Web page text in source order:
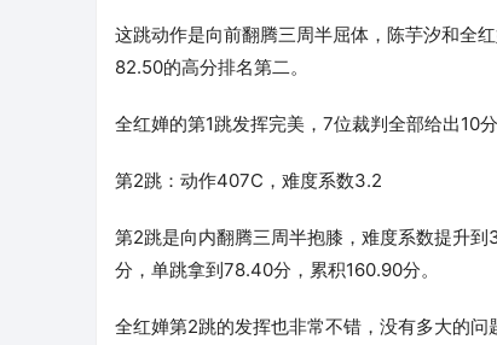
这跳动作是向前翻腾三周半屈体，陈芋汐和全
82.50的高分排名第二。
全红婵的第1跳发挥完美，7位裁判全部给出10
第2跳：动作407C，难度系数3.2
第2跳是向内翻腾三周半抱膝，难度系数提升
分，单跳拿到78.40分，累积160.90分。
全红婵第2跳的发挥也非常不错，没有多大的